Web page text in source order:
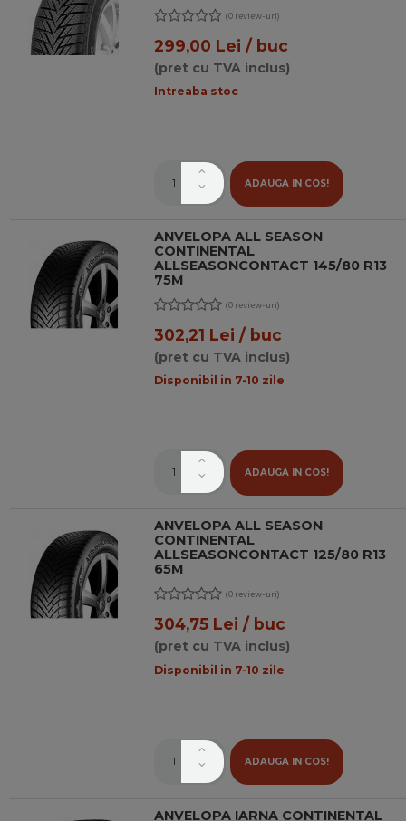
(0 review-uri)
299,00 Lei / buc
(pret cu TVA inclus)
Intreaba stoc
ADAUGA IN COS!
ANVELOPA ALL SEASON
CONTINENTAL
ALLSEASONCONTACT 145/80 R13
75M
(0 review-uri)
302,21 Lei / buc
(pret cu TVA inclus)
Disponibil in 7-10 zile
ADAUGA IN COS!
ANVELOPA ALL SEASON
CONTINENTAL
ALLSEASONCONTACT 125/80 R13
65M
(0 review-uri)
304,75 Lei / buc
(pret cu TVA inclus)
Disponibil in 7-10 zile
ADAUGA IN COS!
ANVELOPA IARNA CONTINENTAL